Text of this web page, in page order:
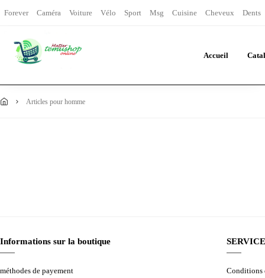
Forever Caméra Voiture Vélo Sport Msg Cuisine Cheveux Dents
Accueil
articles pour homme
Informations sur la boutique
méthodes de payement
Conditions